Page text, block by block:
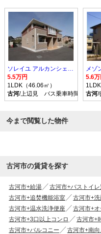
ソレイユ アルカンシェル Ｂ
5.5万円
1LDK（46.06㎡）
古河/上辺見 バス乗車時間10分
メゾ
5.6万
古河/
今まで閲覧した物件
古河市の賃貸を探す
古河市+給湯 古河市+バストイレ
古河市+追焚機能浴室
古河市+
古河市+温水洗浄便座
古河市+
古河市+3口以上コンロ
古河市
古河市+バルコニー
古河市+南向